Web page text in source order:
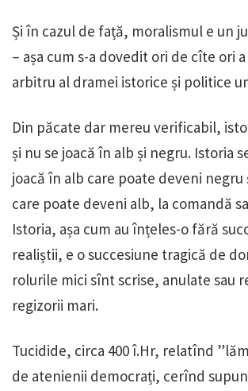
Și în cazul de față, moralismul e un
– așa cum s-a dovedit ori de cîte ori
arbitru al dramei istorice și politice
Din păcate dar mereu verificabil,
și nu se joacă în alb și negru. Istoria
joacă în alb care poate deveni negru
care poate deveni alb, la comandă
Istoria, așa cum au înțeles-o fără
realiștii, e o succesiune tragică de
rolurile mici sînt scrise, anulate sau
regizorii mari.
Tucidide, circa 400 î.Hr, relatînd
de atenienii democrați, cerînd